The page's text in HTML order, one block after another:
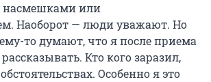
насмешками или
Наоборот — люди уважают. Но
то думают, что я после приема
Кто кого заразил,
Особенно я это